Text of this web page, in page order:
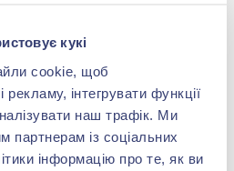
кукі
cookie, щоб
рекламу, інтегрувати функції
наш трафік. Ми
із соціальних
інформацію про те, як ви
ПАКУВАННЯ